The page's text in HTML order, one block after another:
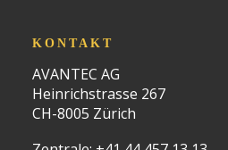
KONTAKT
AVANTEC AG
Heinrichstrasse 267
CH-8005 Zürich